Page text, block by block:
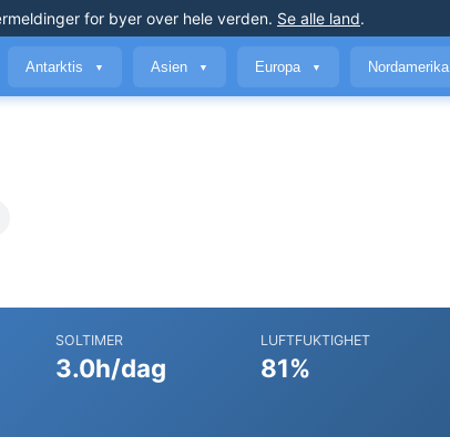
for byer over hele verden. Se alle land.
Antarktis ▼ Asien ▼ Europa ▼ Nordamerika
SOLTIMER
3.0h/dag
LUFTFUKTIGHET
81%